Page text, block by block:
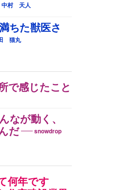
中村 天人
ちた獣医さ
猫丸
で感じたこと
なが動く、
だ
snowdrop
何年です